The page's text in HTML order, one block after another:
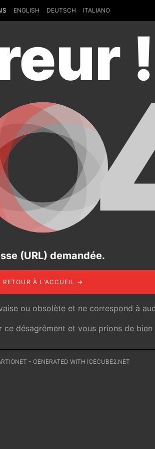
ENGLISH DEUTSCH ITALIANO
!
(URL) demandée.
RETOUR À L'ACCUEIL →
ou obsolète et ne correspond à
désagrément et vous prions de
- GENERATED WITH ICECUBE2.NET